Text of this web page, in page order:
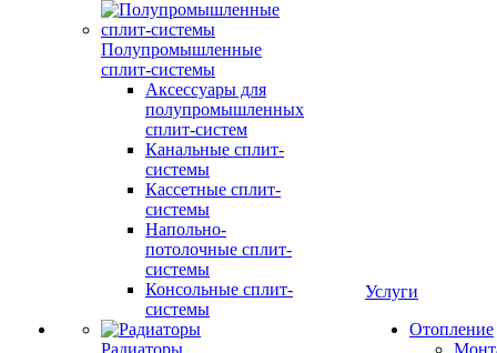
Полупромышленные
сплит-системы
Аксессуары для
полупромышленных
сплит-систем
Канальные сплит-
системы
Кассетные сплит-
системы
Напольно-
потолочные сплит-
системы
Консольные сплит-
системы
Радиаторы
Услуги
Отопление